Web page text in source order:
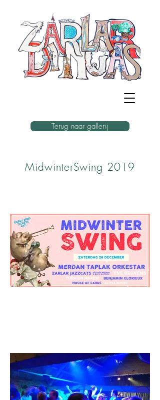
Terug naar gallerij
MidwinterSwing 2019